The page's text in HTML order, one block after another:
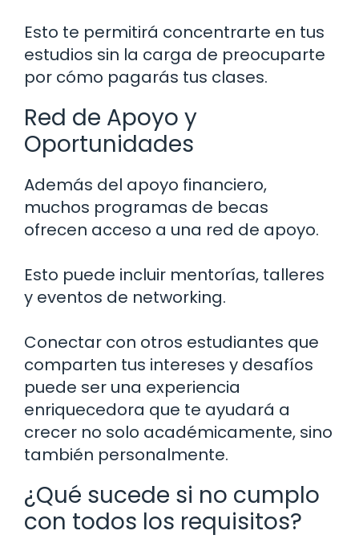
Esto te permitirá concentrarte en tus
estudios sin la carga de preocuparte
por cómo pagarás tus clases.
Red de Apoyo y
Oportunidades
Además del apoyo financiero,
muchos programas de becas
ofrecen acceso a una red de apoyo.
Esto puede incluir mentorías, talleres
y eventos de networking.
Conectar con otros estudiantes que
comparten tus intereses y desafíos
puede ser una experiencia
enriquecedora que te ayudará a
crecer no solo académicamente, sino
también personalmente.
¿Qué sucede si no cumplo
con todos los requisitos?